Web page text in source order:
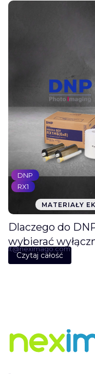
DNP
RX1
Dlaczego do
wybierać
Sety DNP?
Czytaj całość
it@neximago.com